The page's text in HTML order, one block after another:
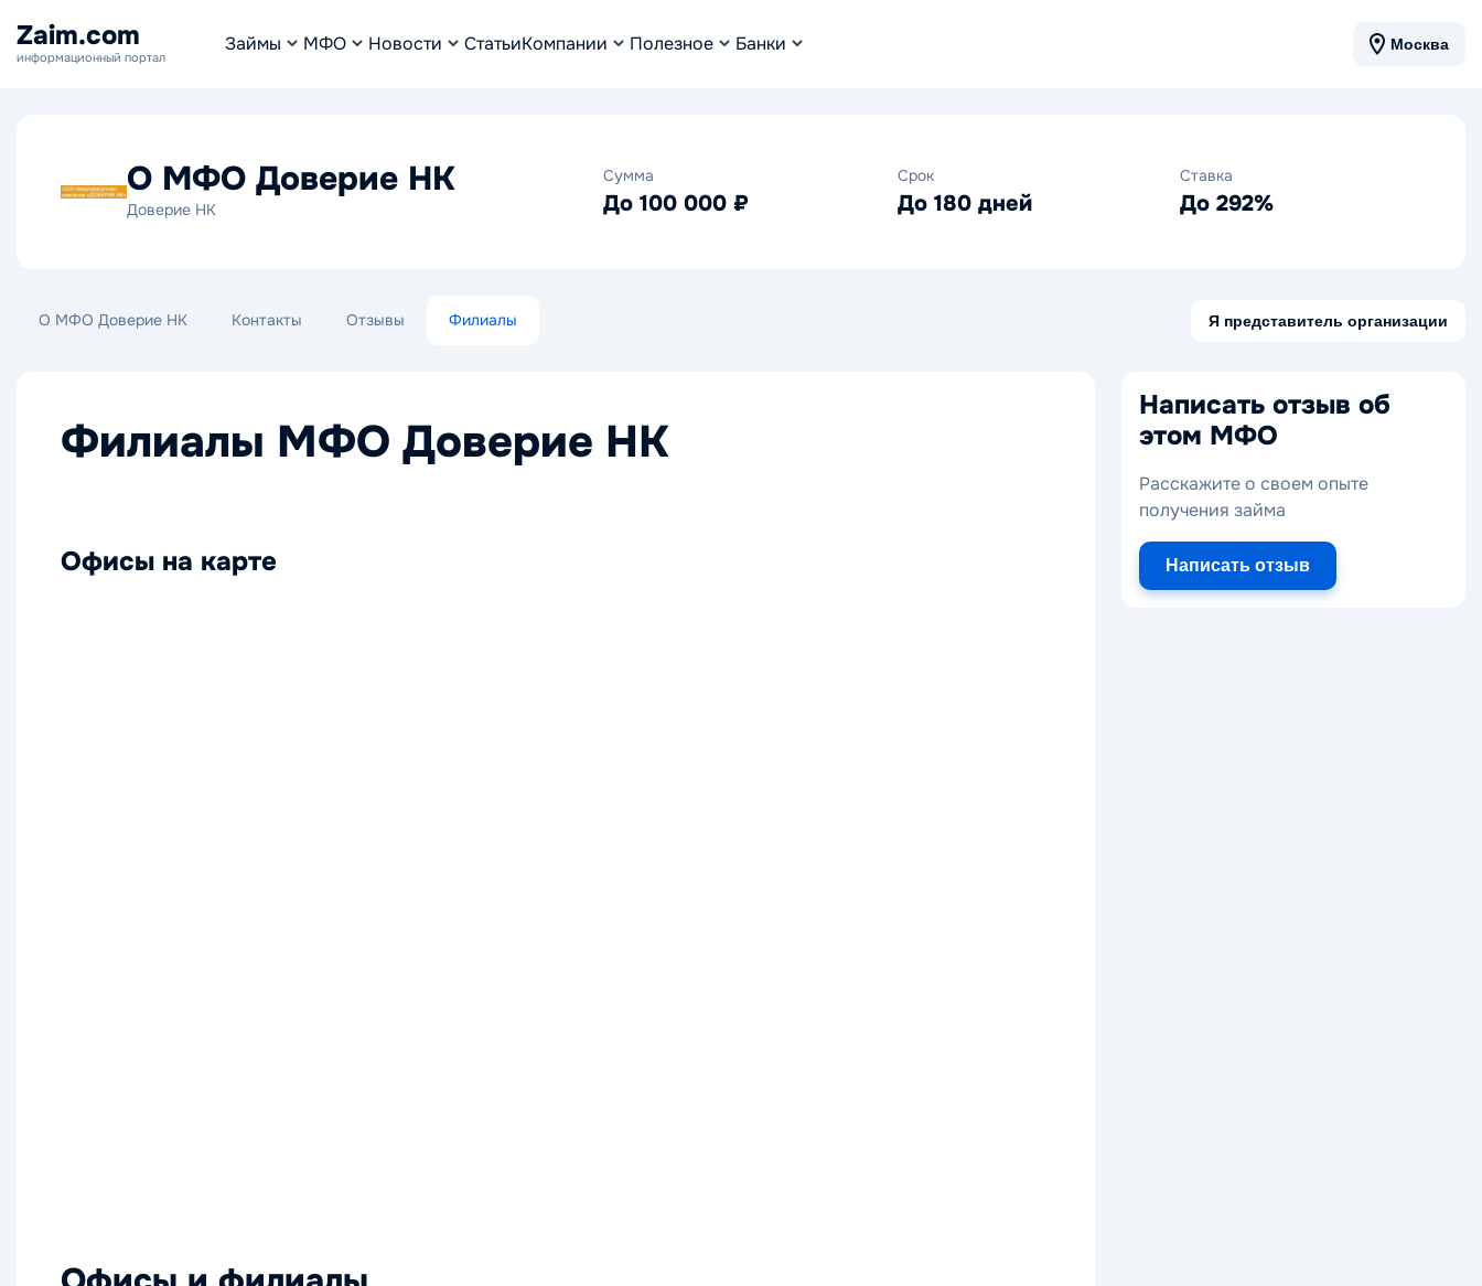
Zaim.com
информационный портал
Займы МФО Новости СтатьиКомпании Полезное Банки Москва
О МФО Доверие НК
Доверие НК
Сумма
До 100 000 ₽
Срок
До 180 дней
Ставка
До 292%
О МФО Доверие НК Контакты Отзывы Филиалы Я представитель организации
Филиалы МФО Доверие НК
Офисы на карте
Написать отзыв об
этом МФО
Расскажите о своем опыте
получения займа
Написать отзыв